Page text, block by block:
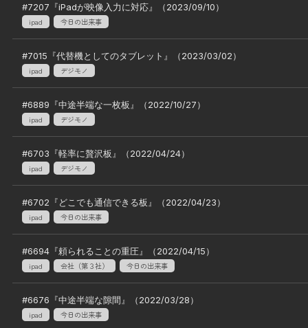
#7207 『iPadが映像入力に対応』（2023/09/10）
ipad 今日の出来事
#7015 『代替機としてのタブレット 』（2023/03/02）
ipad デジモノ
#6889 『中途半端な一枚板 』（2022/10/27）
ipad デジモノ
#6703 『軽率に贅沢板 』（2022/04/24）
ipad デジモノ
#6702 『どこでも通信できる板 』（2022/04/23）
ipad 今日の出来事
#6694 『頼られることの重圧』（2022/04/15）
ipad 会社（第３社） 今日の出来事
#6676 『中途半端な隙間 』（2022/03/28）
ipad 今日の出来事